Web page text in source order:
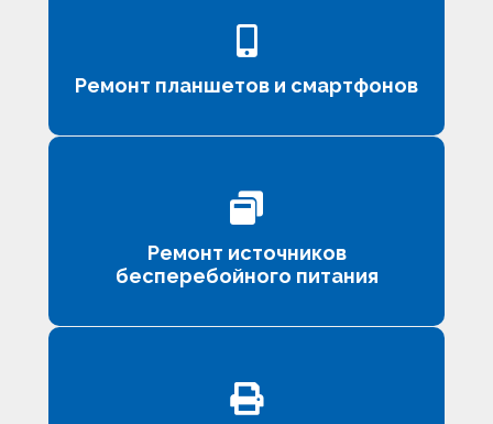
Ремонт планшетов и смартфонов
Ремонт источников
бесперебойного питания